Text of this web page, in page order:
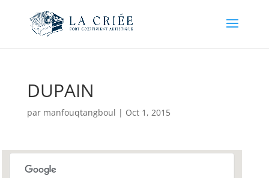
DUPAIN
par manfouqtangboul | Oct 1, 2015